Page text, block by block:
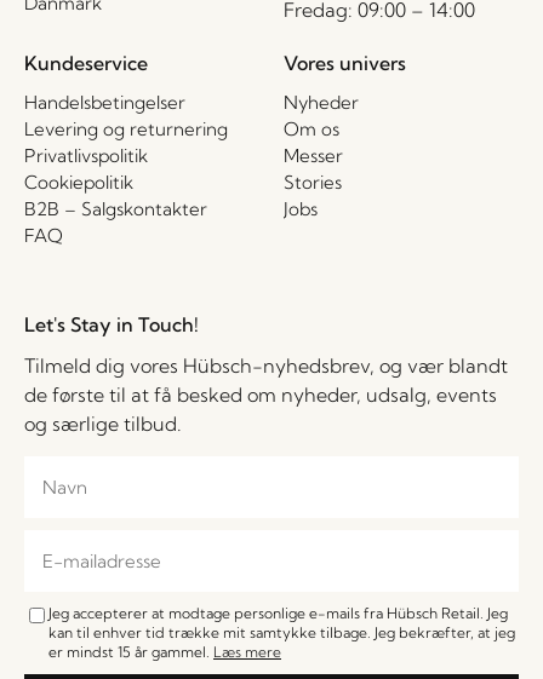
Fredag: 09:00 – 14:00
Kundeservice
Handelsbetingelser
Levering og returnering
Privatlivspolitik
Cookiepolitik
B2B – Salgskontakter
FAQ
Vores univers
Nyheder
Om os
Messer
Stories
Jobs
Let's Stay in Touch!
Tilmeld dig vores Hübsch-nyhedsbrev, og vær blandt
de første til at få besked om nyheder, udsalg, events
og særlige tilbud.
Jeg accepterer at modtage personlige e-mails fra Hübsch Retail. Jeg
kan til enhver tid trække mit samtykke tilbage. Jeg bekræfter, at jeg
er mindst 15 år gammel. Læs mere